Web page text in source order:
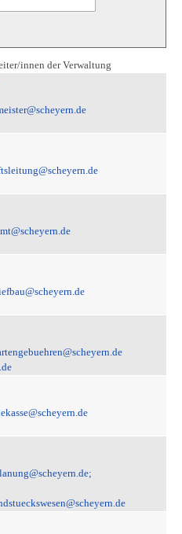
innen der Verwaltung